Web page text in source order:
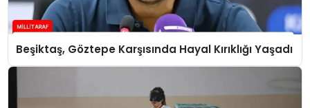
Beşiktaş, Göztepe Karşısında Hayal Kırıklığı Yaşadı